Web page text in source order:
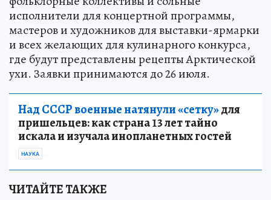
исполнители для концертной программы,
мастеров и художников для выставки-ярмарки
и всех желающих для кулинарного конкурса,
где будут представлены рецепты Арктической
ухи. Заявки принимаются до 26 июля.
Над СССР военные натянули «сетку»для
пришельцев: как страна 13 лет тайно
искала и изучала инопланетных гостей
НАУКА
ЧИТАЙТЕ ТАКЖЕ